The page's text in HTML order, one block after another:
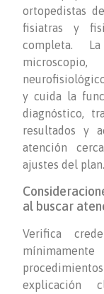
ortopedistas
fisiatras y
completa.
y cuida la
diagnóstico,
resultados y
atención
ajustes del plan.
al buscar
Verifica
explicación